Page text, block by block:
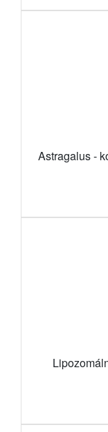
Astragalus -